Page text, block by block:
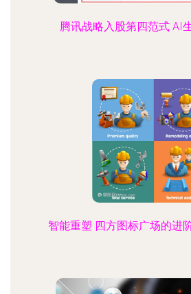
腾讯战略入股第四范式 AI
智能重塑 四方图标广场的进